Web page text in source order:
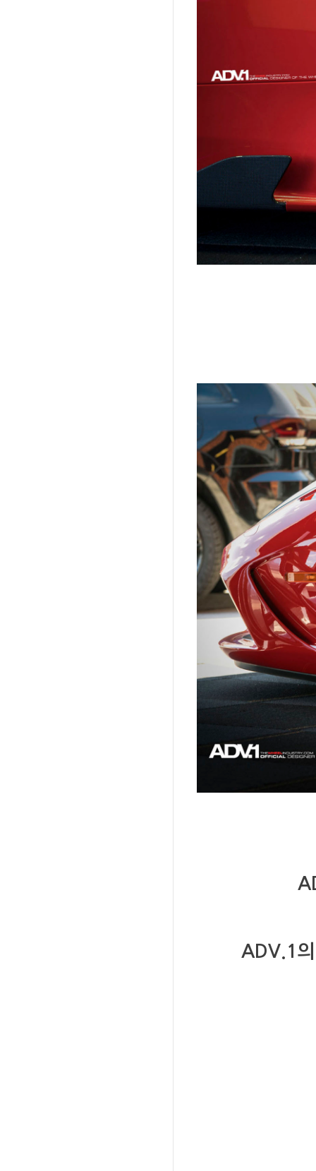
ADV.1